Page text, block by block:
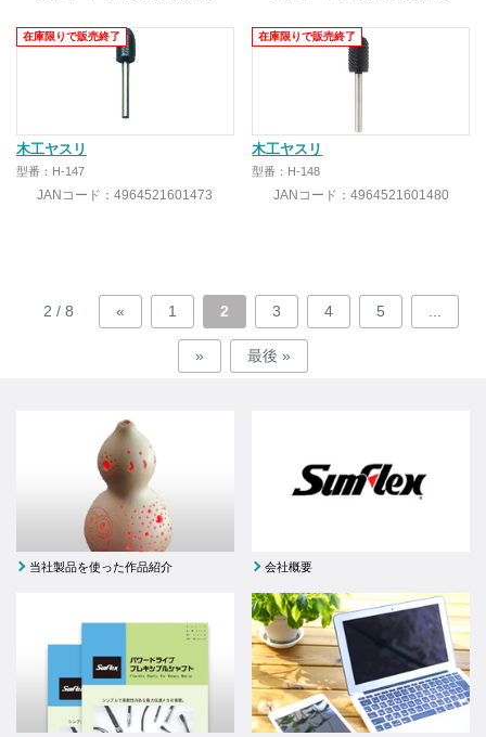
木工ヤスリ
型番：H-147
JANコード：4964521601473
在庫限りで販売終了
木工ヤスリ
型番：H-148
JANコード：4964521601480
在庫限りで販売終了
2 / 8 « 1 2 3 4 5
» 最後 »
当社製品を使った作品紹介 会社概要